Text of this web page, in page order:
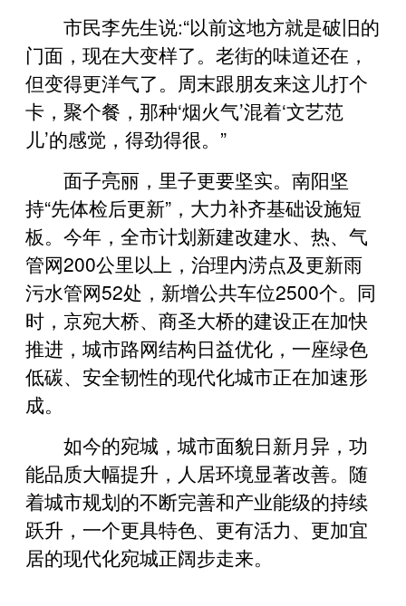
市民李先生说:“以前这地方就是破旧的
门面，现在大变样了。老街的味道还在，
但变得更洋气了。周末跟朋友来这儿打个
卡，聚个餐，那种‘烟火气’混着‘文艺范
儿’的感觉，得劲得很。”
面子亮丽，里子更要坚实。南阳坚
持“先体检后更新”，大力补齐基础设施短
板。今年，全市计划新建改建水、热、气
管网200公里以上，治理内涝点及更新雨
污水管网52处，新增公共车位2500个。同
时，京宛大桥、商圣大桥的建设正在加快
推进，城市路网结构日益优化，一座绿色
低碳、安全韧性的现代化城市正在加速形
成。
如今的宛城，城市面貌日新月异，功
能品质大幅提升，人居环境显著改善。随
着城市规划的不断完善和产业能级的持续
跃升，一个更具特色、更有活力、更加宜
居的现代化宛城正阔步走来。